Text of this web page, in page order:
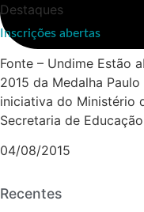
Destaques
Inscrições abertas
Fonte – Undime Estão
2015 da Medalha
iniciativa do Ministério
Secretaria de Educação
04/08/2015
Recentes